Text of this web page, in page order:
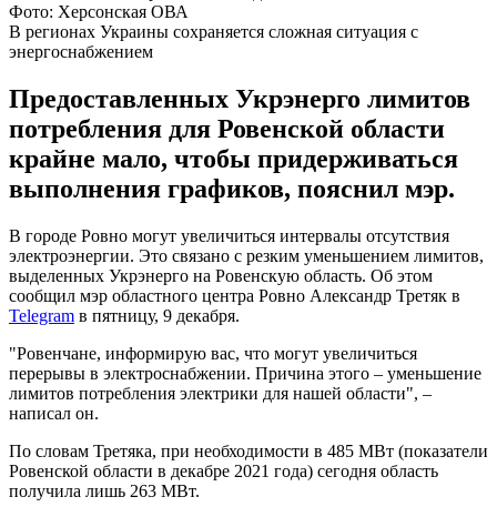
Фото: Херсонская ОВА
В регионах Украины сохраняется сложная ситуация с
энергоснабжением
Предоставленных Укрэнерго лимитов
потребления для Ровенской области
крайне мало, чтобы придерживаться
выполнения графиков, пояснил мэр.
В городе Ровно могут увеличиться интервалы отсутствия
электроэнергии. Это связано с резким уменьшением лимитов,
выделенных Укрэнерго на Ровенскую область. Об этом
сообщил мэр областного центра Ровно Александр Третяк в
Telegram в пятницу, 9 декабря.
"Ровенчане, информирую вас, что могут увеличиться
перерывы в электроснабжении. Причина этого – уменьшение
лимитов потребления электрики для нашей области", –
написал он.
По словам Третяка, при необходимости в 485 МВт (показатели
Ровенской области в декабре 2021 года) сегодня область
получила лишь 263 МВт.